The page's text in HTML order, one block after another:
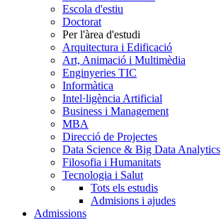
Escola d'estiu
Doctorat
Per l'àrea d'estudi
Arquitectura i Edificació
Art, Animació i Multimèdia
Enginyeries TIC
Informàtica
Intel·ligència Artificial
Business i Management
MBA
Direcció de Projectes
Data Science & Big Data Analytics
Filosofia i Humanitats
Tecnologia i Salut
Tots els estudis
Admisions i ajudes
Admissions